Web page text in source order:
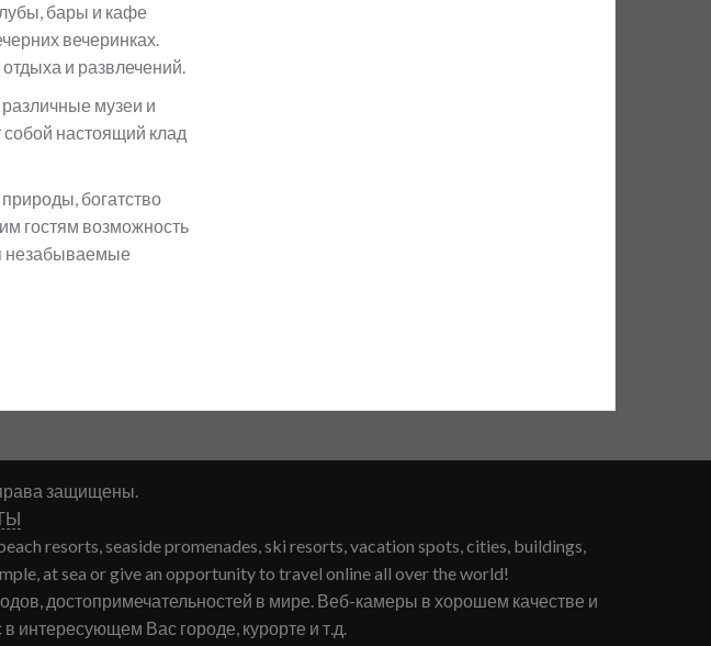
бары и кафе
вечеринках.
и развлечений.
музеи и
настоящий клад
богатство
гостям возможность
незабываемые
защищены.
resorts, seaside promenades, ski resorts, vacation spots, cities, buildings,
at sea or give an opportunity to travel online all over the world!
достопримечательностей в мире. Веб-камеры в хорошем качестве и
интересующем Вас городе, курорте и т.д.